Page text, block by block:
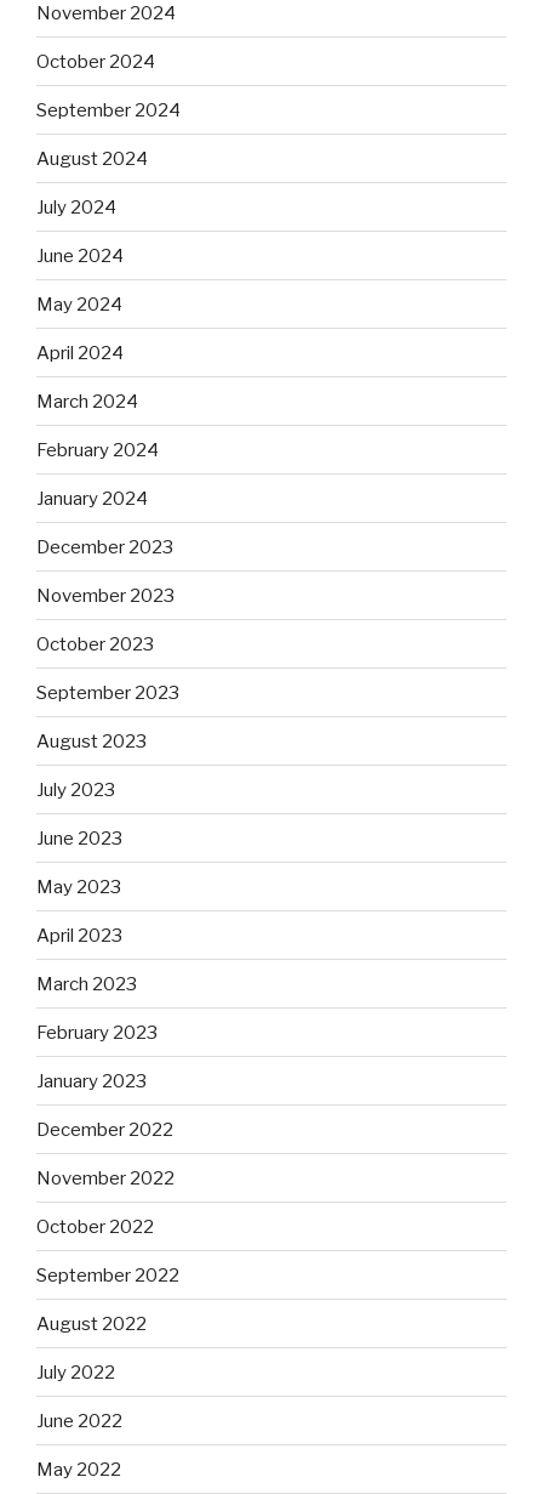
November 2024
October 2024
September 2024
August 2024
July 2024
June 2024
May 2024
April 2024
March 2024
February 2024
January 2024
December 2023
November 2023
October 2023
September 2023
August 2023
July 2023
June 2023
May 2023
April 2023
March 2023
February 2023
January 2023
December 2022
November 2022
October 2022
September 2022
August 2022
July 2022
June 2022
May 2022